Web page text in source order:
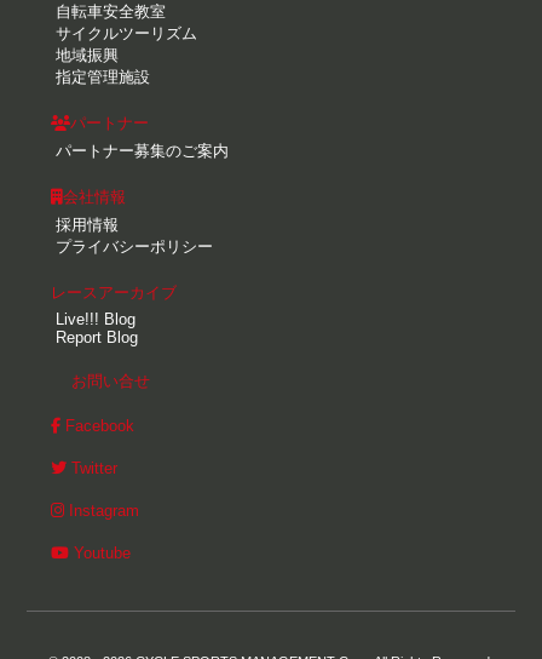
自転車安全教室
サイクルツーリズム
地域振興
指定管理施設
パートナー
パートナー募集のご案内
会社情報
採用情報
プライバシーポリシー
レースアーカイブ
Live!!! Blog
Report Blog
お問い合せ
Facebook
Twitter
Instagram
Youtube